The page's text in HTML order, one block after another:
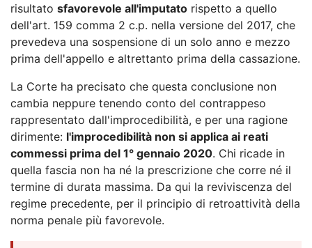
risultato sfavorevole all'imputato rispetto a quello
dell'art. 159 comma 2 c.p. nella versione del 2017, che
prevedeva una sospensione di un solo anno e mezzo
prima dell'appello e altrettanto prima della cassazione.
La Corte ha precisato che questa conclusione non
cambia neppure tenendo conto del contrappeso
rappresentato dall'improcedibilità, e per una ragione
dirimente: l'improcedibilità non si applica ai reati
commessi prima del 1° gennaio 2020. Chi ricade in
quella fascia non ha né la prescrizione che corre né il
termine di durata massima. Da qui la reviviscenza del
regime precedente, per il principio di retroattività della
norma penale più favorevole.